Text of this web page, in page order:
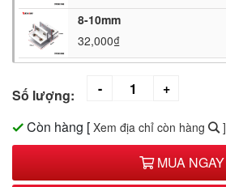
8-10mm
32,000₫
Số lượng:
Còn hàng [ Xem địa chỉ còn hàng ]
MUA NGAY